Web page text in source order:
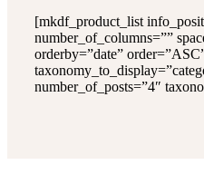
[mkdf_product_list
number_of_columns=””
orderby=”date”
number_of_posts=”4″